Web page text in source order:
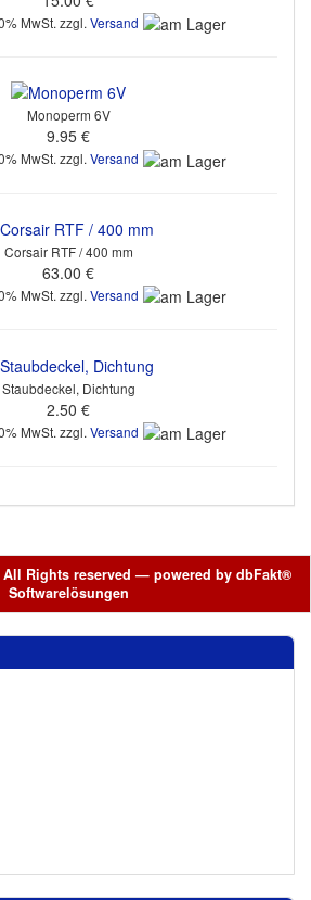
MwSt. zzgl. Versand
Monoperm 6V
9.95 €
MwSt. zzgl.Versand
Corsair RTF / 400 mm
63.00 €
MwSt. zzgl. Versand
Staubdeckel, Dichtung
2.50 €
MwSt. zzgl. Versand
All Rights reserved — powered by dbFakt®
Softwarelösungen